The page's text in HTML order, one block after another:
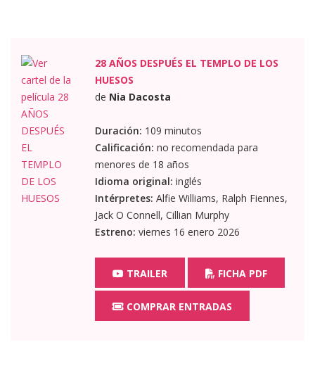
28 AÑOS DESPUÉS EL TEMPLO DE LOS
HUESOS
de Nia Dacosta
Duración: 109 minutos
Calificación: no recomendada para
menores de 18 años
Idioma original: inglés
Intérpretes: Alfie Williams, Ralph Fiennes,
Jack O Connell, Cillian Murphy
Estreno: viernes 16 enero 2026
TRAILER FICHA PDF
COMPRAR ENTRADAS